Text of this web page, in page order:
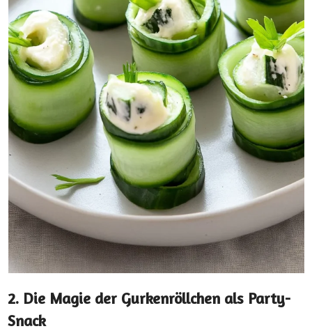
2. Die Magie der Gurkenröllchen als Party-
Snack